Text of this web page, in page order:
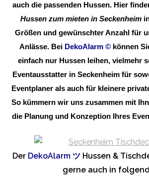
auch die passenden Hussen. Hier
Hussen zum mieten in Seckenheimin
Größen und gewünschter Anzahl für
Anlässe. Bei DekoAlarm © können
einfach nur Hussen leihen, vielmehr
Eventausstatter in Seckenheim für
Eventplaner als auch für kleinere
So kümmern wir uns zusammen mit
die Planung und Konzeption Ihres
Der DekoAlarm ツ Hussen &
gerne auch in